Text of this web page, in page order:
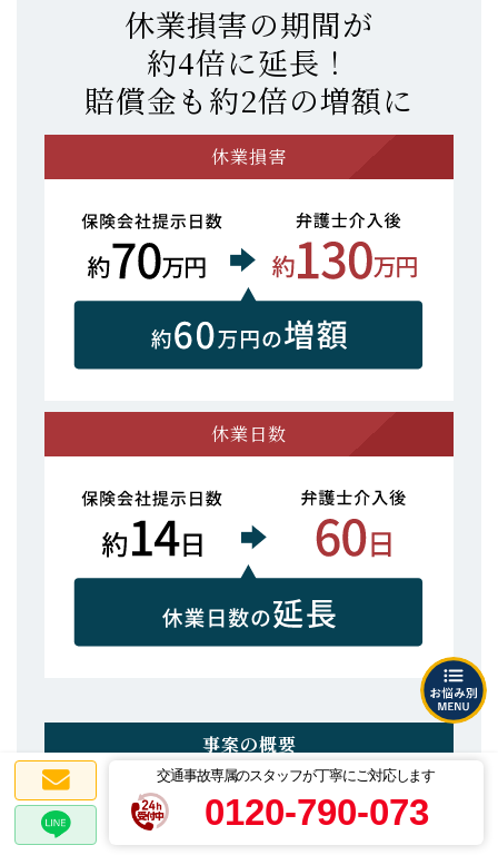
交通事故専属のスタッフが丁寧にご対応します
0120-790-073
休業損害の期間が
約4倍に延長！
賠償金も約2倍の増額に
休業損害
休業日数
事案の概要
旦那様が運転する車に奥様である依頼者が同乗してお
り、渋滞の際に停車していたところ、後方から車に追
突されたという事案です。